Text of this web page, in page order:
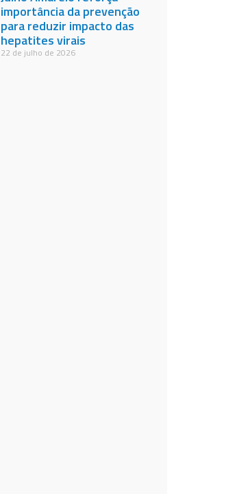
importância da prevenção
para reduzir impacto das
hepatites virais
22 de julho de 2026